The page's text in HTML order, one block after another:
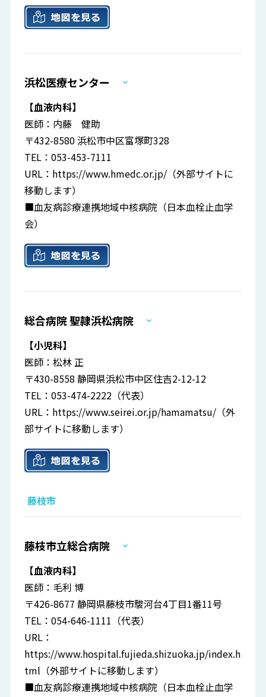
浜松医療センター
【血液内科】
医師：内藤 健助
〒432-8580 浜松市中区富塚町328
TEL：053-453-7111
URL： https://www.hmedc.or.jp/ （外部サイトに
移動します）
■血友病診療連携地域中核病院（日本血栓止血学
会）
総合病院 聖隷浜松病院
【小児科】
医師：松林 正
〒430-8558 静岡県浜松市中区住吉2-12-12
TEL：053-474-2222（代表）
URL： https://www.seirei.or.jp/hamamatsu/ （外
部サイトに移動します）
藤枝市
藤枝市立総合病院
【血液内科】
医師：毛利 博
〒426-8677 静岡県藤枝市駿河台4丁目1番11号
TEL：054-646-1111（代表）
URL：
https://www.hospital.fujieda.shizuoka.jp/index.h
tml （外部サイトに移動します）
■血友病診療連携地域中核病院（日本血栓止血学